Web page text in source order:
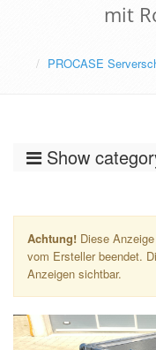
mit
PROCASE
Show
Achtung! Diese
vom Ersteller beendet.
Anzeigen sichtbar.